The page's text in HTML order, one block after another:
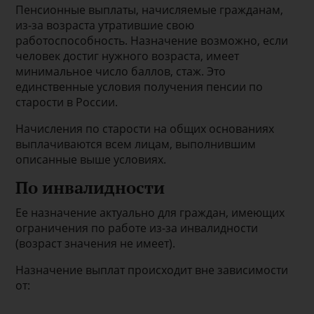
Пенсионные выплаты, начисляемые гражданам,
из-за возраста утратившие свою
работоспособность. Назначение возможно, если
человек достиг нужного возраста, имеет
минимальное число баллов, стаж. Это
единственные условия получения пенсии по
старости в России.
Начисления по старости на общих основаниях
выплачиваются всем лицам, выполнившим
описанные выше условиях.
По инвалидности
Ее назначение актуально для граждан, имеющих
ограничения по работе из-за инвалидности
(возраст значения не имеет).
Назначение выплат происходит вне зависимости
от: